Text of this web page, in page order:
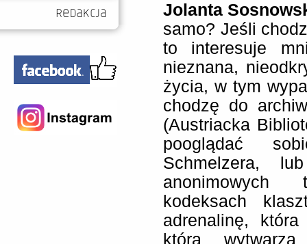
Jolanta
samo? Jeśli
to interesuje
nieznana,
życia, w tym
chodzę do
(Austriacka
pooglądać
Schmelzera,
anonimowych
kodeksach
adrenalinę,
która